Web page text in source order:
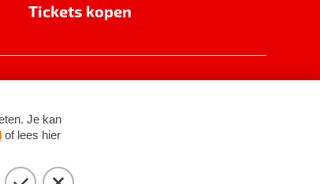
Tickets kopen